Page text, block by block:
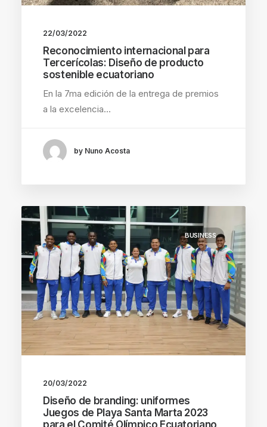
22/03/2022
Reconocimiento internacional para
Tercerícolas: Diseño de producto
sostenible ecuatoriano
En la 7ma edición de la entrega de premios
a la excelencia…
by Nuno Acosta
BUSINESS
20/03/2022
Diseño de branding: uniformes
Juegos de Playa Santa Marta 2023
para el Comité Olímpico Ecuatoriano